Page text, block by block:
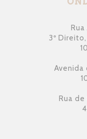
3º
Avenida
Rua de